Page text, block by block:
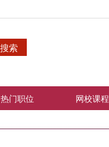
热门职位 网校课程